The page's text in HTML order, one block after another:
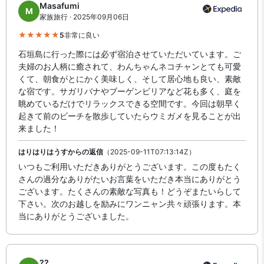
M
Masafumi
家族旅行 · 2025年09月06日
5非常に良い
石垣島に行った際には必ず宿泊させていただいています。ご
夫婦のお人柄に癒されて、わんちゃんネコチャンとても可愛
くて、朝食がとにかく美味しく、そして居心地も良い、素敵
な宿です。サガリバナやブーゲンビリアなど花も多く、庭を
眺めているだけでリラックスできる空間です。今回は朝早く
起きて前のビーチを散歩していたらウミガメを見ることが出
来ました！
はりはりはうすからの返信（2025-09-11T07:13:14Z）
いつもご利用いただきありがとうございます。この度もたく
さんの過分なありがたいお言葉をいただき本当にありがとう
ございます。たくさんの素敵な写真も！どうぞまたいらして
下さい。次のお越しを励みにワンニャン共々頑張ります。本
当にありがとうございました。